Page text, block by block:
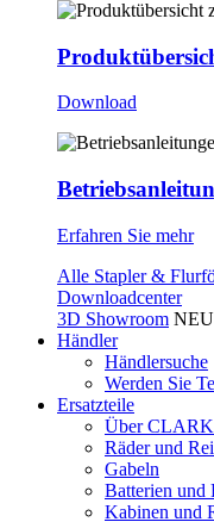
Download
Erfahren Sie mehr
Alle Stapler &
Downloadcenter
3D Showroom NEU
Händler
Händlersuche
Werden Sie
Ersatzteile
Über CLARK
Räder und
Gabeln
Batterien und
Kabinen und